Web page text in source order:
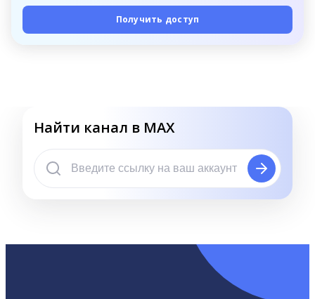
Получить доступ
Найти канал в MAX